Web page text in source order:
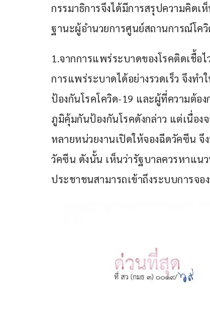
กรรมาธิการจึงได้มีการสรุปความคิด
ฐานะผู้อำนวยการศูนย์สถานการณ์โค
1.จากการแพร่ระบาดของโรคติดเชื้อ
การแพร่ระบาดได้อย่างรวดเร็ว จึงท
ป้องกันโรคโควิด-19 และผู้ที่ความต้อ
ภูมิคุ้มกันป้องกันโรคดังกล่าว แต่เนื่อง
หลายหน่วยงานเปิดให้จองฉีดวัคซีน จึ
วัคซีน ดังนั้น เห็นว่ารัฐบาลควรหาแน
ประชาชนสามารถเข้าถึงระบบการจ